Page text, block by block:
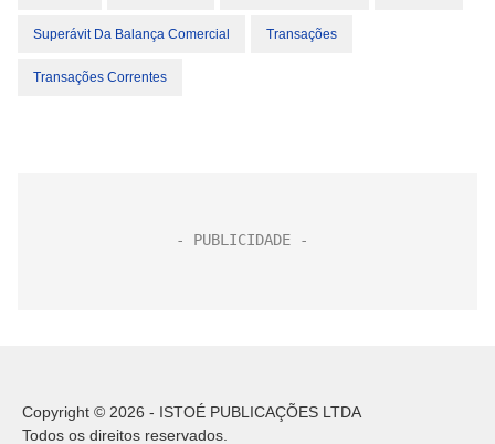
Superávit Da Balança Comercial Transações
Transações Correntes
Copyright © 2026 - ISTOÉ PUBLICAÇÕES LTDA
Todos os direitos reservados.